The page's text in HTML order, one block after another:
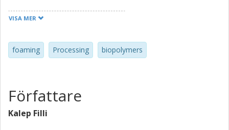
density. At a given density, the specimens with a higher zein
VISA MER
foaming Processing biopolymers
Författare
Kalep Filli